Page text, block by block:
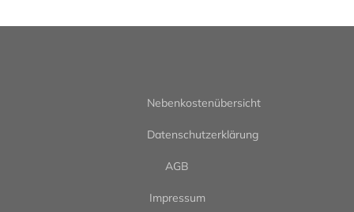
Nebenkostenübersicht
Datenschutzerklärung
AGB
Impressum